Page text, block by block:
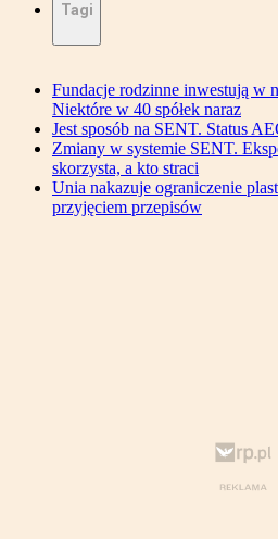
Tagi
Fundacje rodzinne inwestują w
Niektóre w 40 spółek naraz
Jest sposób na SENT. Status
Zmiany w systemie SENT.
skorzysta, a kto straci
Unia nakazuje ograniczenie
przyjęciem przepisów